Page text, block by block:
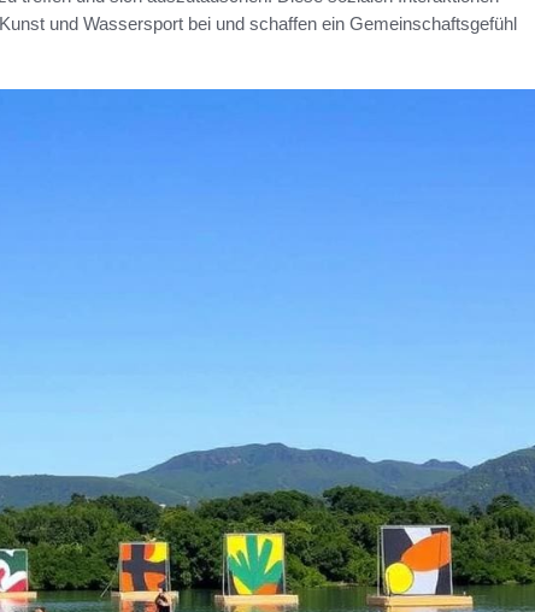
und Wassersport bei und schaffen ein Gemeinschaftsgefühl